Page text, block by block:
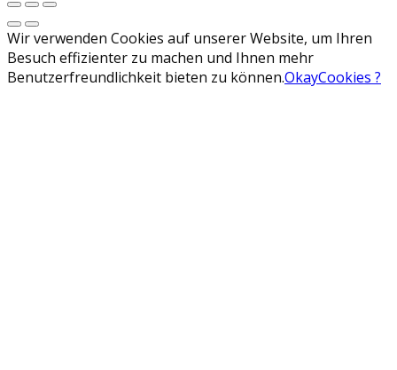
Wir verwenden Cookies auf unserer Website, um Ihren
Besuch effizienter zu machen und Ihnen mehr
Benutzerfreundlichkeit bieten zu können.OkayCookies ?